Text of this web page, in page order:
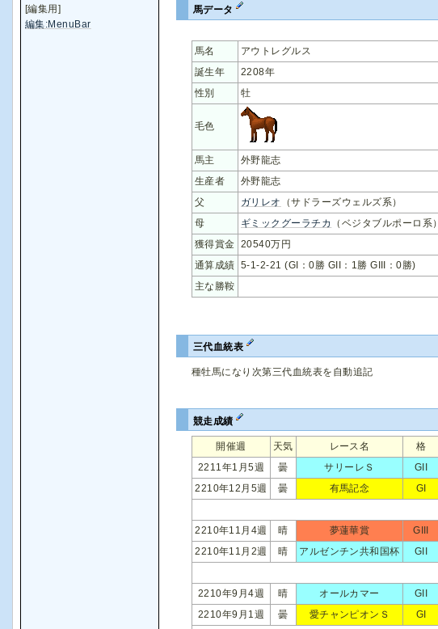
馬データ
馬名
アウトレグルス
誕生年
2208年
性別
牡
毛色
馬主
外野龍志
生産者
外野龍志
父
ガリレオ
（サドラーズウェルズ系）
母
ギミックグーラチカ
（ベジタブルポーロ系）
獲得賞金 20540万円
通算成績 5-1-2-21 (GI：0勝 GII：1勝 GIII：0勝)
主な勝鞍
三代血統表
種牡馬になり次第三代血統表を自動追記
競走成績
開催週 天気 レース名 格
2211年1月5週
曇 サリーレＳ GII
2210年12月5週
曇 有馬記念 GI
2210年11月4週
晴 夢蓮華賞 GIII
2210年11月2週
晴 アルゼンチン共和国杯 GII
2210年9月4週
晴 オールカマー GII
2210年9月1週
曇 愛チャンピオンＳ GI
[編集用]
編集:MenuBar